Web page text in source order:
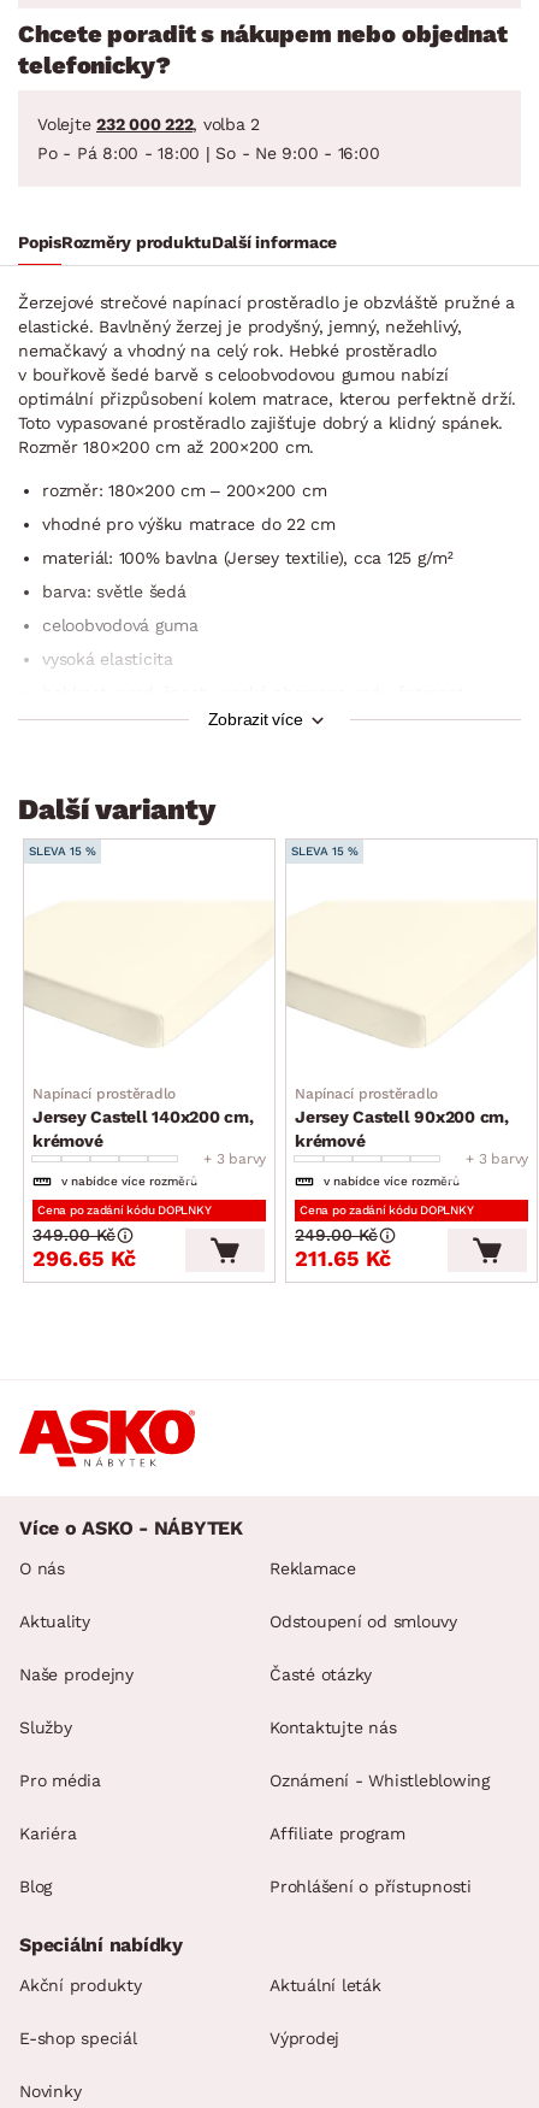
Chcete poradit s nákupem nebo objednat
telefonicky?
Volejte 232 000 222, volba 2
Po - Pá 8:00 - 18:00 | So - Ne 9:00 - 16:00
PopisRozměry produktuDalší informace
Žerzejové strečové napínací prostěradlo je obzvláště pružné a
elastické. Bavlněný žerzej je prodyšný, jemný, nežehlivý,
nemačkavý a vhodný na celý rok. Hebké prostěradlo
v bouřkově šedé barvě s celoobvodovou gumou nabízí
optimální přizpůsobení kolem matrace, kterou perfektně drží.
Toto vypasované prostěradlo zajišťuje dobrý a klidný spánek.
Rozměr 180×200 cm až 200×200 cm.
rozměr: 180×200 cm – 200×200 cm
vhodné pro výšku matrace do 22 cm
materiál: 100% bavlna (Jersey textilie), cca 125 g/m²
barva: světle šedá
celoobvodová guma
vysoká elasticita
k pokožce
jen minimální hřejivost: vhodné pro všechna roční období,
zejména pro teplé měsíce
lze sušit v sušičce
kvalitní doplněk do ložnice
Oeko-Tex Standard 100 (výrobek prošel laboratorními testy,
výrobek získal mezinárodní certifikát o zdravotní
Zobrazit více
Další varianty
SLEVA 15 %
Napínací prostěradlo
Jersey Castell 140x200 cm,
krémové
+ 3 barvy
v nabídce více rozměrů
Cena po zadání kódu DOPLNKY
296.65 Kč
349.00 Kč
SLEVA 15 %
Napínací prostěradlo
Jersey Castell 90x200 cm,
krémové
+ 3 barvy
v nabídce více rozměrů
Cena po zadání kódu DOPLNKY
211.65 Kč
249.00 Kč
Více o ASKO - NÁBYTEK
O nás
Aktuality
Naše prodejny
Služby
Pro média
Kariéra
Blog
Reklamace
Odstoupení od smlouvy
Časté otázky
Kontaktujte nás
Oznámení - Whistleblowing
Affiliate program
Prohlášení o přístupnosti
Speciální nabídky
Akční produkty Aktuální leták
E-shop speciál Výprodej
Novinky